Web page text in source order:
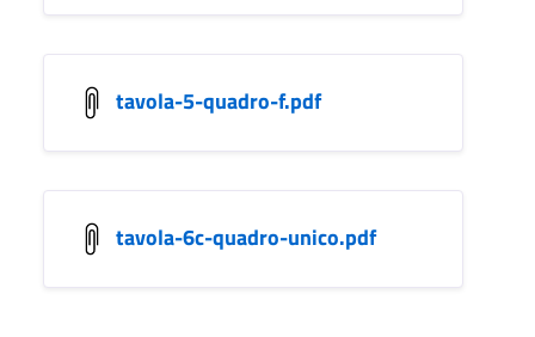
tavola-5-quadro-f.pdf
tavola-6c-quadro-unico.pdf